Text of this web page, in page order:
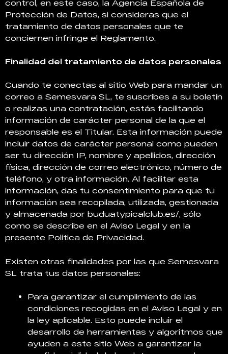
control, en este caso, la Agencia Española de
Protección de Datos, si consideras que el
tratamiento de datos personales que te
conciernen infringe el Reglamento.
Finalidad del tratamiento de datos personales
Cuando te conectas al sitio Web para mandar un
correo a Semesvara SL, te suscribes a su boletín
o realizas una contratación, estás facilitando
información de carácter personal de la que el
responsable es el Titular. Esta información puede
incluir datos de carácter personal como pueden
ser tu dirección IP, nombre y apellidos, dirección
física, dirección de correo electrónico, número de
teléfono, y otra información. Al facilitar esta
información, das tu consentimiento para que tu
información sea recopilada, utilizada, gestionada
y almacenada por buduatypicalclub.es/, sólo
como se describe en el Aviso Legal y en la
presente Política de Privacidad.
Existen otras finalidades por las que Semesvara
SL trata tus datos personales:
Para garantizar el cumplimiento de las
condiciones recogidas en el Aviso Legal y en
la ley aplicable. Esto puede incluir el
desarrollo de herramientas y algoritmos que
ayuden a este sitio Web a garantizar la